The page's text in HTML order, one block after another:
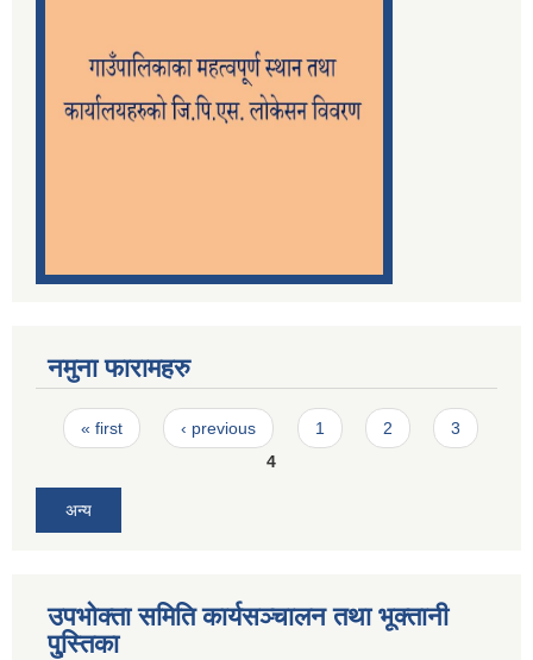
नमुना फारामहरु
Pages
« first ‹ previous 1 2
3
4
अन्य
उपभोक्ता समिति कार्यसञ्चालन तथा भूक्तानी
पु्स्तिका